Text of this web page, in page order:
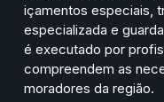
içamentos especiais,
especializada e
é executado por
compreendem as
moradores da região.